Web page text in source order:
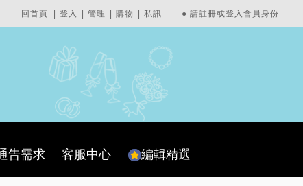
回首頁 登入 管理 購物 私訊 ● 請註冊或登入會員身份
告需求 客服中心 編輯精選